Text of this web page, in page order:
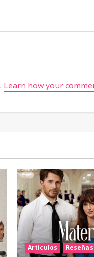
Learn how your
Artículos Reseñas